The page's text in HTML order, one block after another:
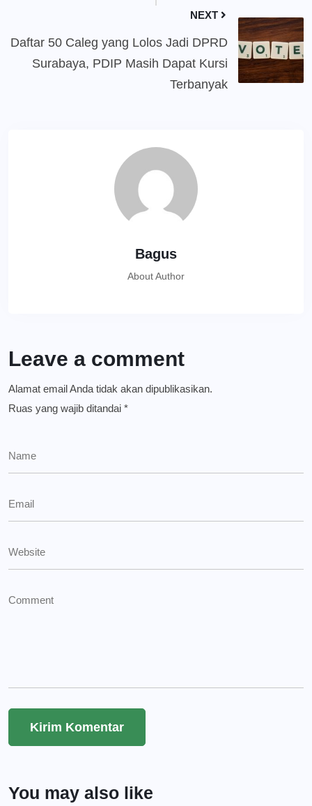
NEXT
Daftar 50 Caleg yang Lolos Jadi DPRD
Surabaya, PDIP Masih Dapat Kursi
Terbanyak
Bagus
About Author
Leave a comment
Alamat email Anda tidak akan dipublikasikan.
Ruas yang wajib ditandai *
You may also like